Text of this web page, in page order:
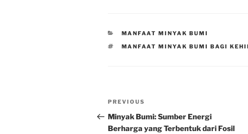
CATEGORIES
MANFAAT MINYAK BUMI
TAGS
MANFAAT MINYAK BUMI BAGI
Post
navigation
Previous
Post
PREVIOUS
Minyak Bumi: Sumber Energi
Berharga yang Terbentuk dari Fosil